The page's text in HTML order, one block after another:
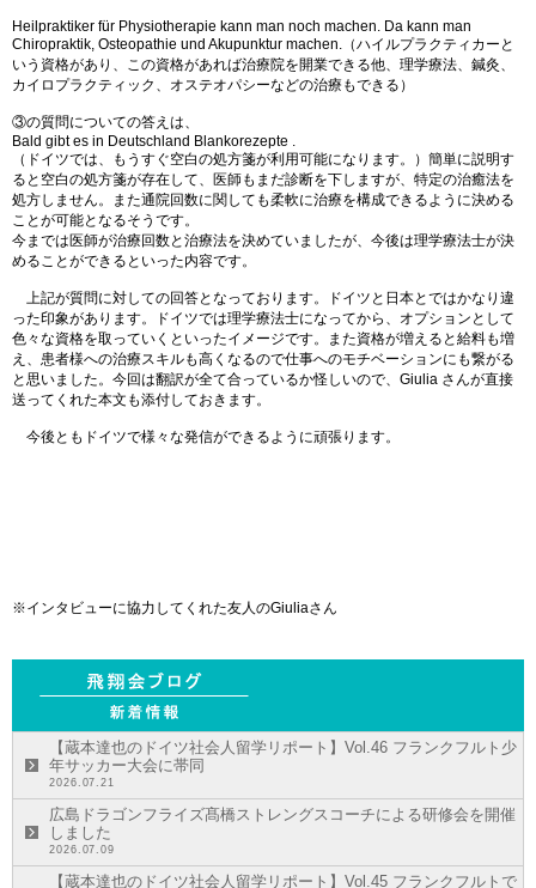
Heilpraktiker für Physiotherapie kann man noch machen. Da kann man
Chiropraktik, Osteopathie und Akupunktur machen.（ハイルプラクティカーと
いう資格があり、この資格があれば治療院を開業できる他、理学療法、鍼灸、
カイロプラクティック、オステオパシーなどの治療もできる）
③の質問についての答えは、
Bald gibt es in Deutschland Blankorezepte .
（ドイツでは、もうすぐ空白の処方箋が利用可能になります。）簡単に説明す
ると空白の処方箋が存在して、医師もまだ診断を下しますが、特定の治癒法を
処方しません。また通院回数に関しても柔軟に治療を構成できるように決める
ことが可能となるそうです。
今までは医師が治療回数と治療法を決めていましたが、今後は理学療法士が決
めることができるといった内容です。
上記が質問に対しての回答となっております。ドイツと日本とではかなり違
った印象があります。ドイツでは理学療法士になってから、オプションとして
色々な資格を取っていくといったイメージです。また資格が増えると給料も増
え、患者様への治療スキルも高くなるので仕事へのモチベーションにも繋がる
と思いました。今回は翻訳が全て合っているか怪しいので、Giulia さんが直接
送ってくれた本文も添付しておきます。
今後ともドイツで様々な発信ができるように頑張ります。
※インタビューに協力してくれた友人のGiuliaさん
【蔵本達也のドイツ社会人留学リポート】Vol.46 フランクフルト少
年サッカー大会に帯同
2026.07.21
広島ドラゴンフライズ髙橋ストレングスコーチによる研修会を開催
しました
2026.07.09
【蔵本達也のドイツ社会人留学リポート】Vol.45 フランクフルトで